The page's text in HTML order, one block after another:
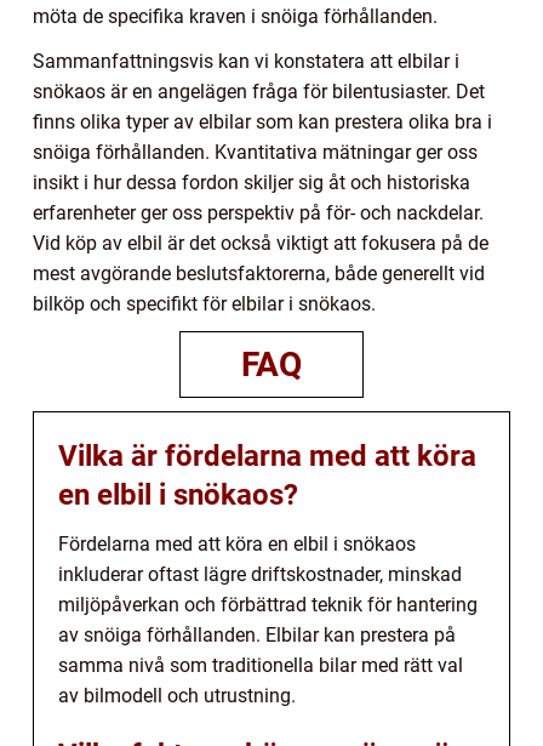
möta de specifika kraven i snöiga förhållanden.
Sammanfattningsvis kan vi konstatera att elbilar i
snökaos är en angelägen fråga för bilentusiaster. Det
finns olika typer av elbilar som kan prestera olika bra i
snöiga förhållanden. Kvantitativa mätningar ger oss
insikt i hur dessa fordon skiljer sig åt och historiska
erfarenheter ger oss perspektiv på för- och nackdelar.
Vid köp av elbil är det också viktigt att fokusera på de
mest avgörande beslutsfaktorerna, både generellt vid
bilköp och specifikt för elbilar i snökaos.
FAQ
Vilka är fördelarna med att köra
en elbil i snökaos?
Fördelarna med att köra en elbil i snökaos
inkluderar oftast lägre driftskostnader, minskad
miljöpåverkan och förbättrad teknik för hantering
av snöiga förhållanden. Elbilar kan prestera på
samma nivå som traditionella bilar med rätt val
av bilmodell och utrustning.